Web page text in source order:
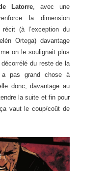
Latorre, avec une
la dimension
(à l’exception du
Ortega) davantage
on le soulignait plus
du reste de la
a pas grand chose à
donc, davantage au
la suite et fin pour
vaut le coup/coût de